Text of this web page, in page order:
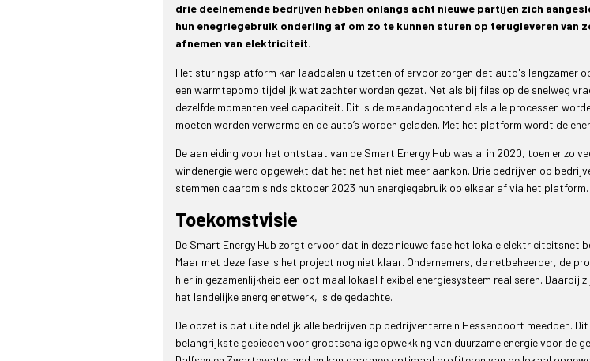
drie deelnemende bedrijven hebben onlangs acht nieuwe partijen zich
hun enegriegebruik onderling af om zo te kunnen sturen op terugleveren van
afnemen van elektriciteit.
Het sturingsplatform kan laadpalen uitzetten of ervoor zorgen dat auto's langzamer
een warmtepomp tijdelijk wat zachter worden gezet. Net als bij files op de snelweg
dezelfde momenten veel capaciteit. Dit is de maandagochtend als alle processen
moeten worden verwarmd en de auto’s worden geladen. Met het platform wordt de
De aanleiding voor het ontstaat van de Smart Energy Hub was al in 2020, toen er zo
windenergie werd opgewekt dat het net het niet meer aankon. Drie bedrijven op
stemmen daarom sinds oktober 2023 hun energiegebruik op elkaar af via het platform.
Toekomstvisie
De Smart Energy Hub zorgt ervoor dat in deze nieuwe fase het lokale elektriciteitsnet
Maar met deze fase is het project nog niet klaar. Ondernemers, de netbeheerder, de
hier in gezamenlijkheid een optimaal lokaal flexibel energiesysteem realiseren. Daarbij
het landelijke energienetwerk, is de gedachte.
De opzet is dat uiteindelijk alle bedrijven op bedrijventerrein Hessenpoort meedoen.
belangrijkste gebieden voor grootschalige opwekking van duurzame energie voor de